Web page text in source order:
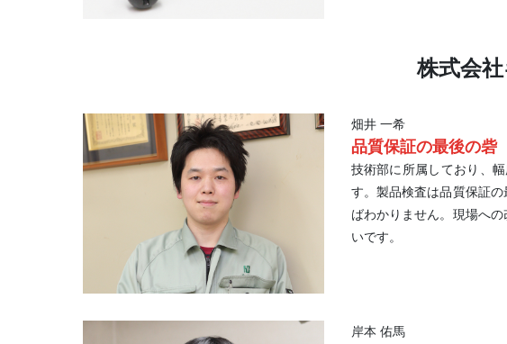
株式会
畑井 一希
品質保証の最後の砦
技術部に所属しており、
す。製品検査は品質保証
ばわかりません。現場へ
いです。
岸本 佑馬